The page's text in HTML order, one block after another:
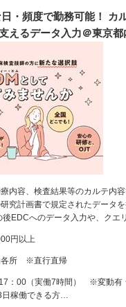
・頻度で勤務可能！ カ
えるデータ入力＠東京都
内容、検査結果等のカルテ内
究計画書で規定されたデータ
後EDCへのデータ入力や、クエ
円以上
各所 ※直行直帰
：00（実働7時間） ※変動有
日稼働できる方…